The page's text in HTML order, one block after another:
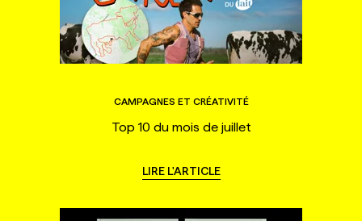
CAMPAGNES ET CRÉATIVITÉ
Top 10 du mois de juillet
LIRE L'ARTICLE